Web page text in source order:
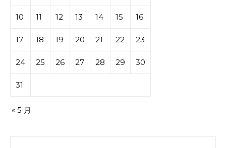
10 11 12 13 14 15 16
17 18 19 20 21 22 23
24 25 26 27 28 29 30
31
« 5 月